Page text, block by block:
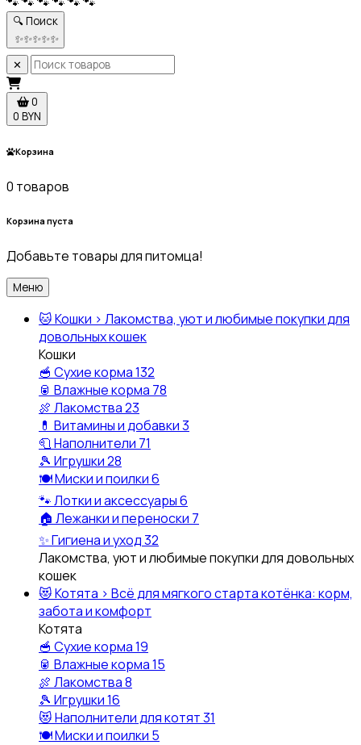
🔍 Поиск
✨✨✨✨✨
✕
0
0 BYN
Корзина
0 товаров
Корзина пуста
Добавьте товары для питомца!
Меню
🐱Кошки › Лакомства, уют и любимые покупки для
довольных кошек
Кошки
🥣 Сухие корма132
🥫 Влажные корма 78
🍖 Лакомства23
💊 Витамины и добавки3
🧻Наполнители 71
🎾 Игрушки28
🍽️Миски и поилки6
🐾Лотки и аксессуары6
🏠 Лежанки и переноски 7
✨Гигиена и уход32
Лакомства, уют и любимые покупки для довольных
кошек
😻Котята › Всё для мягкого старта котёнка: корм,
забота и комфорт
Котята
🥣 Сухие корма19
🥫 Влажные корма15
🍖 Лакомства8
🎾 Игрушки16
😻Наполнители для котят31
🍽️Миски и поилки 5